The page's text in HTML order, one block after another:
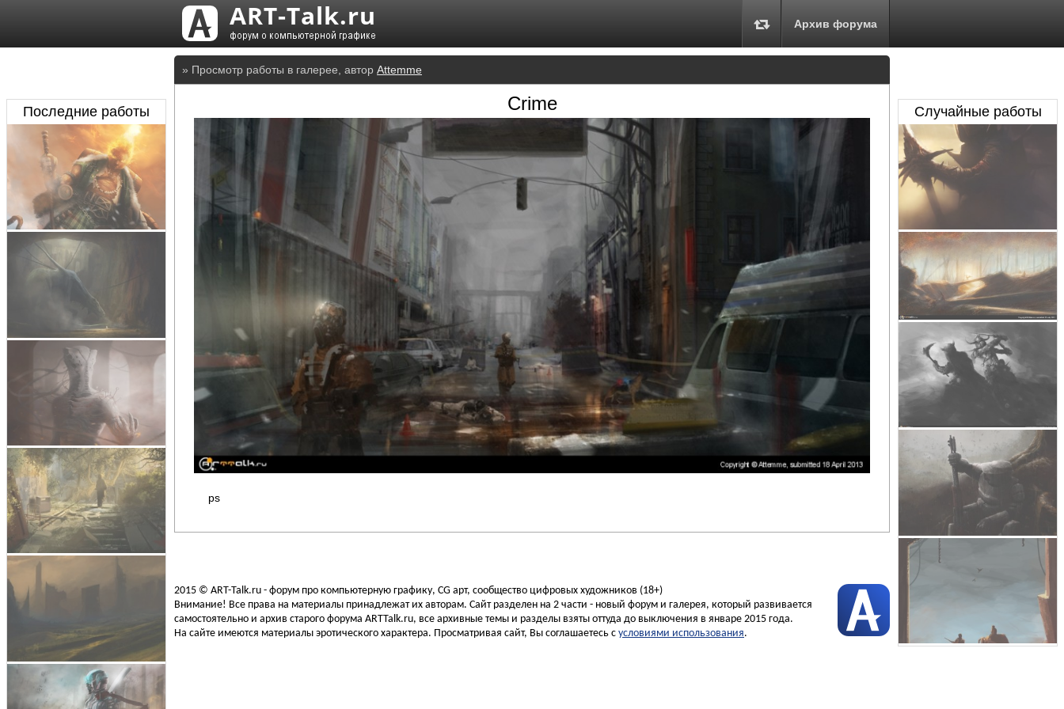
Архив форума
» Просмотр работы в галерее, автор Attemme
Crime
ps
Последние работы Случайные работы
2015 © ART-Talk.ru - форум про компьютерную графику, CG арт, сообщество цифровых художников (18+)
Внимание! Все права на материалы принадлежат их авторам. Сайт разделен на 2 части - новый форум и галерея, который развивается
самостоятельно и архив старого форума ARTTalk.ru, все архивные темы и разделы взяты оттуда до выключения в январе 2015 года.
На сайте имеются материалы эротического характера. Просматривая сайт, Вы соглашаетесь с условиями использования.